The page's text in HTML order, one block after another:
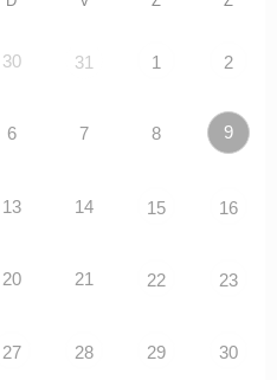
30 31 1 2
6 7 8 9
13 14 15 16
20 21 22 23
27 28 29 30